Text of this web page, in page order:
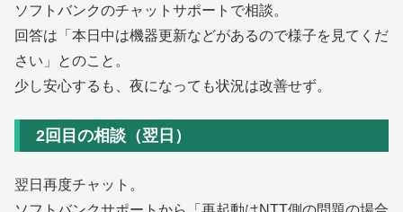
ソフトバンクのチャットサポートで相談。
回答は「本日中は機器更新などがあるので様子を見てくだ
さい」とのこと。
少し安心するも、夜になっても状況は改善せず。
2回目の相談（翌日）
翌日再度チャット。